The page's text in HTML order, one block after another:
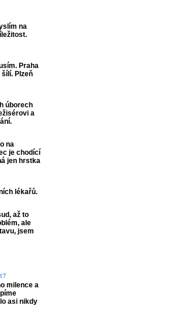
na
Praha
Plzeň
úborech
a
na
je chodící
jen hrstka
lékařů.
až to
ale
jsem
milence a
asi nikdy